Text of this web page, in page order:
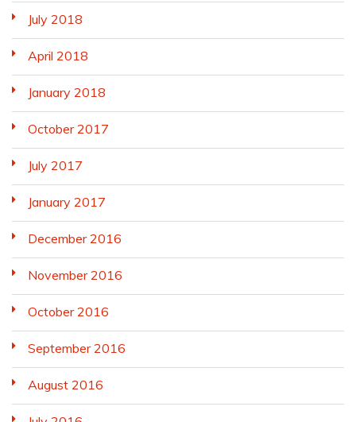
July 2018
April 2018
January 2018
October 2017
July 2017
January 2017
December 2016
November 2016
October 2016
September 2016
August 2016